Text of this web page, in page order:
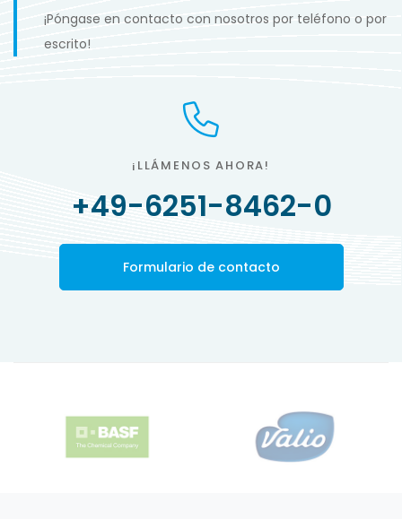
¡Póngase en contacto con nosotros por teléfono o por
escrito!
¡LLÁMENOS AHORA!
+49-6251-8462-0
Formulario de contacto